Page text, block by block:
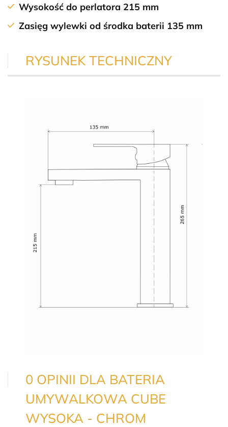
Wysokość do perlatora 215 mm
Zasięg wylewki od środka baterii 135 mm
RYSUNEK TECHNICZNY
0 OPINII DLA BATERIA
UMYWALKOWA CUBE
WYSOKA - CHROM